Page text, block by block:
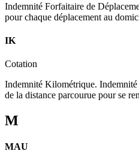
Indemnité Forfaitaire de
pour chaque déplacement au
IK
Cotation
Indemnité Kilométrique.
de la distance parcourue pour se
M
MAU